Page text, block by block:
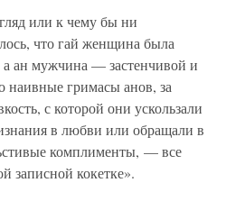
или к чему бы ни
что гай женщина была
ан мужчина — застенчивой и
гримасы анов, за
с которой они ускользали
в любви или обращали в
комплименты, — все
записной кокетке».